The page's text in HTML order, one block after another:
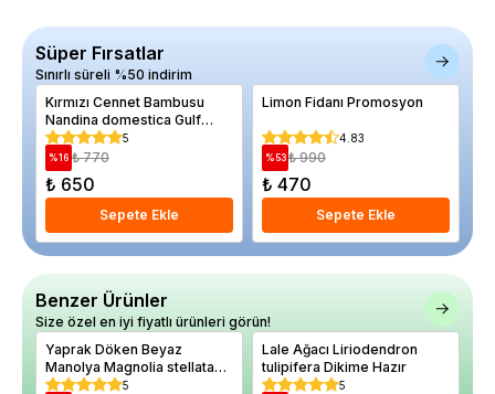
Süper Fırsatlar
Sınırlı süreli %50 indirim
Kırmızı Cennet Bambusu
Nandina domestica Gulf
Stream Saksıda
5
%16 ₺ 770
₺ 650
Sepete Ekle
Limon Fidanı Promosyon
4.83
% 53 ₺ 990
₺ 470
Sepete Ekle
Benzer Ürünler
Size özel en iyi fiyatlı ürünleri görün!
Yaprak Döken Beyaz
Manolya Magnolia stellata
Royal Star Saksıda
5
Lale Ağacı Liriodendron
tulipifera Dikime Hazır
5